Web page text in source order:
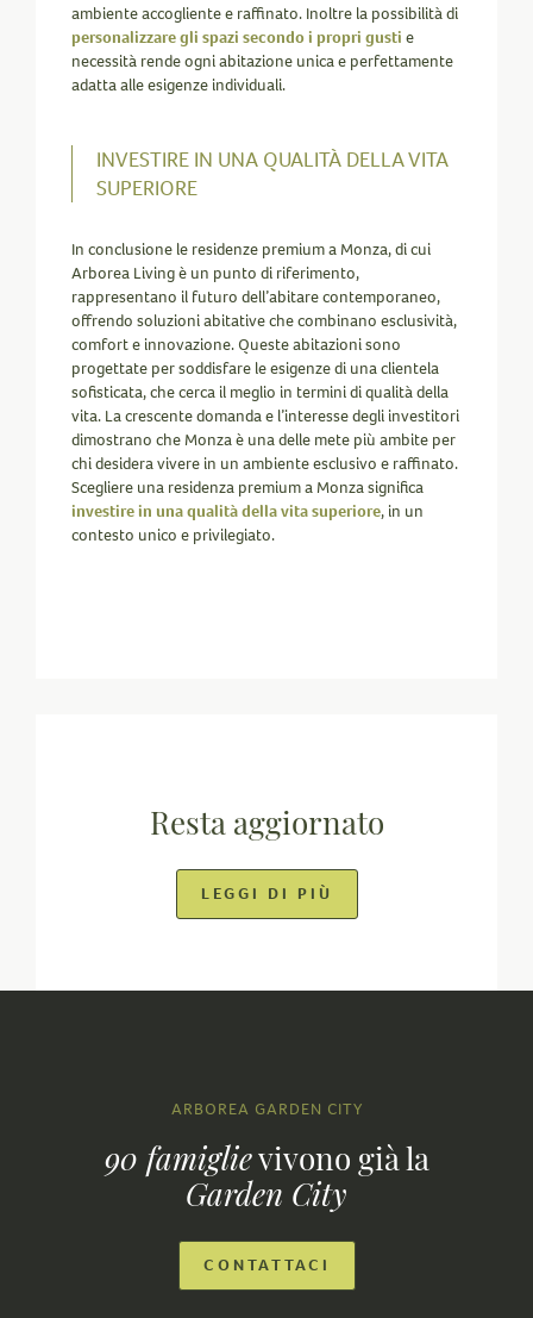
ambiente accogliente e raffinato. Inoltre la possibilità di
personalizzare gli spazi secondo i propri gusti e
necessità rende ogni abitazione unica e perfettamente
adatta alle esigenze individuali.
INVESTIRE IN UNA QUALITÀ DELLA VITA
SUPERIORE
In conclusione le residenze premium a Monza, di cui
Arborea Living è un punto di riferimento,
rappresentano il futuro dell’abitare contemporaneo,
offrendo soluzioni abitative che combinano esclusività,
comfort e innovazione. Queste abitazioni sono
progettate per soddisfare le esigenze di una clientela
sofisticata, che cerca il meglio in termini di qualità della
vita. La crescente domanda e l’interesse degli investitori
dimostrano che Monza è una delle mete più ambite per
chi desidera vivere in un ambiente esclusivo e raffinato.
Scegliere una residenza premium a Monza significa
investire in una qualità della vita superiore, in un
contesto unico e privilegiato.
Resta aggiornato
LEGGI DI PIÙ
ARBOREA GARDEN CITY
90 famiglievivono già la
Garden City
CONTATTACI